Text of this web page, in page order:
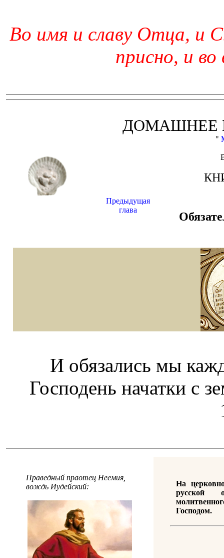
Во имя и славу Отца, и
присно, и во
ДОМАШНЕЕ
"
Предыдущая
глава
И обязались мы
Господень начатки с
Праведный праотец Неемия,
вождь Иудейский:
На
русской
Господом.